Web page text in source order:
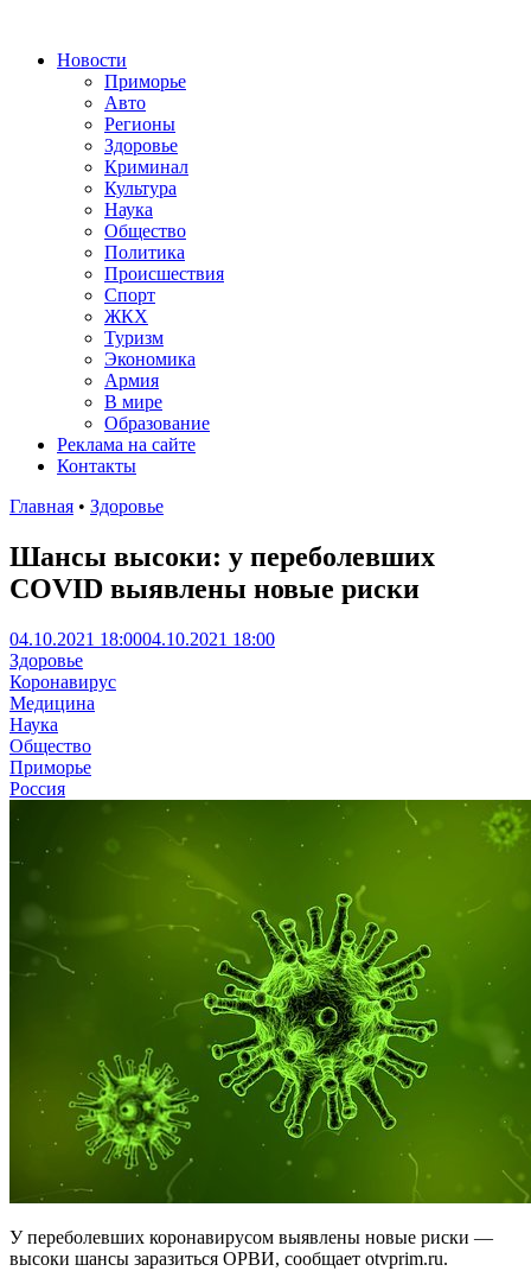
Новости
Приморье
Авто
Регионы
Здоровье
Криминал
Культура
Наука
Общество
Политика
Происшествия
Спорт
ЖКХ
Туризм
Экономика
Армия
В мире
Образование
Реклама на сайте
Контакты
Главная • Здоровье
Шансы высоки: у переболевших
COVID выявлены новые риски
04.10.2021 18:0004.10.2021 18:00
Здоровье
Коронавирус
Медицина
Наука
Общество
Приморье
Россия
У переболевших коронавирусом выявлены новые риски —
высоки шансы заразиться ОРВИ, сообщает otvprim.ru.